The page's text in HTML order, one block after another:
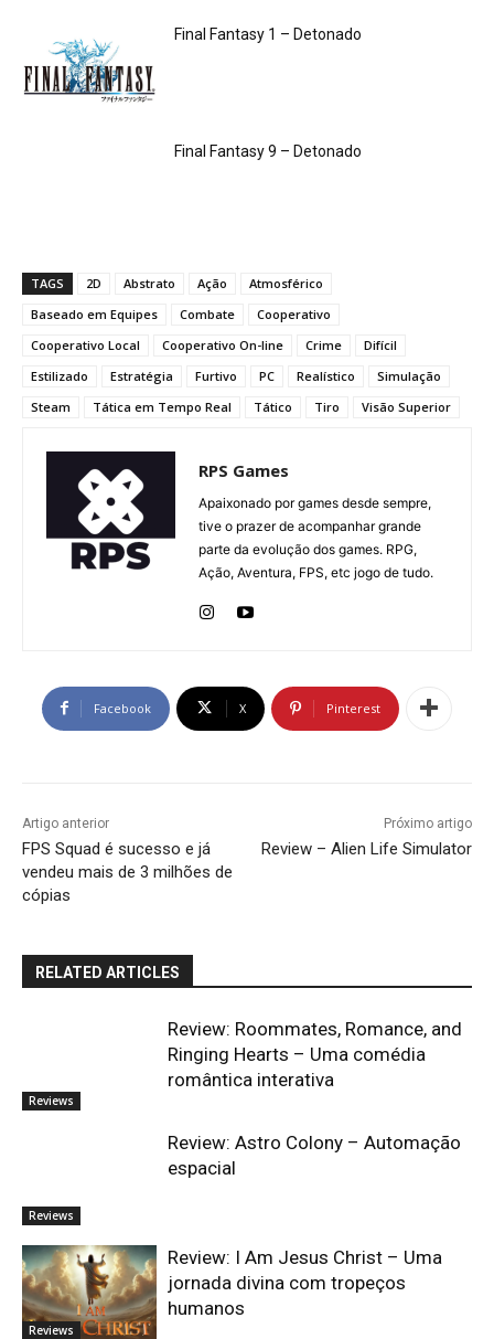
Final Fantasy 1 – Detonado
Final Fantasy 9 – Detonado
TAGS 2D Abstrato Ação
Atmosférico
Baseado em Equipes
Combate
Cooperativo
Cooperativo Local
Cooperativo On-line Crime
Difícil
Estilizado
Estratégia Furtivo PC Realístico
Simulação
Steam
Tática em Tempo Real Tático Tiro Visão Superior
RPS Games
Apaixonado por games desde sempre,
tive o prazer de acompanhar grande
parte da evolução dos games. RPG,
Ação, Aventura, FPS, etc jogo de tudo.
Facebook X Pinterest
Artigo anterior
FPS Squad é sucesso e já
vendeu mais de 3 milhões de
cópias
Próximo artigo
Review – Alien Life Simulator
RELATED ARTICLES
Reviews
Review: Roommates, Romance, and
Ringing Hearts – Uma comédia
romântica interativa
Reviews
Review: Astro Colony – Automação
espacial
Reviews
Review: I Am Jesus Christ – Uma
jornada divina com tropeços
humanos